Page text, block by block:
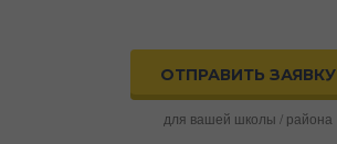
ОТПРАВИТЬ ЗАЯВКУ
для вашей школы / района